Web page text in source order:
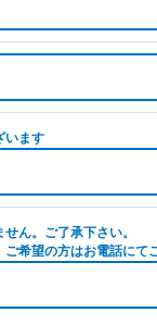
います
ん。ご了承下さい。
希望の方はお電話にて